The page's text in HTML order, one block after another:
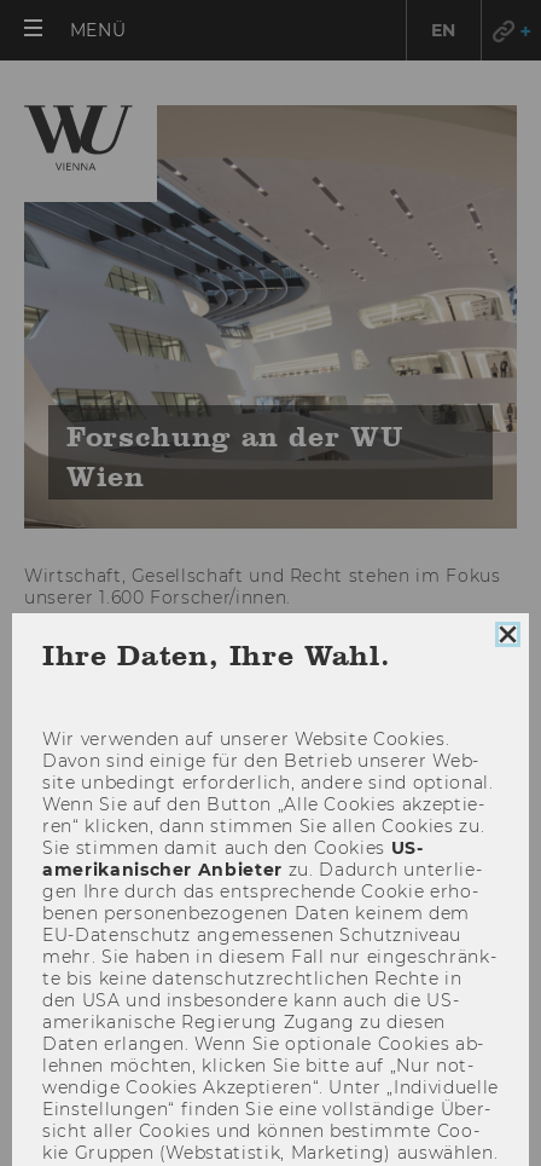
MENÜ EN
For­schung an der WU
Wien
Wirtschaft, Gesellschaft und Recht stehen im Fokus
unserer 1.600 Forscher/innen.
For­schung an der WU
FORSCHUNGSNEWS
EXPERT/INN/EN FINDEN
Forschung aktuell
ZUM NEWSROOM
FORSCHUNGSNEWSROOM
Ihre Daten, Ihre Wahl.
Wir ver­wen­den auf un­se­rer Web­site Coo­kies.
Davon sind ei­ni­ge für den Be­trieb un­se­rer Web­
site un­be­dingt er­for­der­lich, an­de­re sind op­tio­nal.
Wenn Sie auf den But­ton „Alle Coo­kies ak­zep­tie­
ren“ kli­cken, dann stim­men Sie allen Coo­kies zu.
Sie stim­men damit auch den Coo­kies US-​
amerikanischer An­bie­ter zu. Da­durch un­ter­lie­
gen Ihre durch das ent­spre­chen­de Coo­kie er­ho­
be­nen per­so­nen­be­zo­ge­nen Daten kei­nem dem
EU-​Datenschutz an­ge­mes­se­nen Schutz­ni­veau
mehr. Sie haben in die­sem Fall nur ein­ge­schränk­
te bis keine da­ten­schutz­recht­li­chen Rech­te in
den USA und ins­be­son­de­re kann auch die US-​
amerikanische Re­gie­rung Zu­gang zu die­sen
Daten er­lan­gen. Wenn Sie op­tio­na­le Coo­kies ab­
leh­nen möch­ten, kli­cken Sie bitte auf „Nur not­
wen­di­ge Coo­kies Ak­zep­tie­ren“. Unter „In­di­vi­du­el­le
Ein­stel­lun­gen“ fin­den Sie eine voll­stän­di­ge Über­
sicht aller Coo­kies und kön­nen be­stimm­te Coo­
kie Grup­pen (Web­sta­tis­tik, Mar­ke­ting) aus­wäh­len.